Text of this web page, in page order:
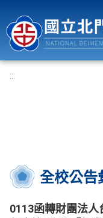
:::
全校公告
0113函轉財團法